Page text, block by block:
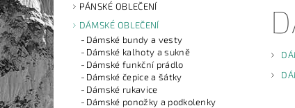
PÁNSKÉ OBLEČENÍ
DÁMSKÉ OBLEČENÍ
Dámské bundy a vesty
Dámské kalhoty a sukně
Dámské funkční prádlo
Dámské čepice a šátky
Dámské rukavice
Dámské ponožky a podkolenky